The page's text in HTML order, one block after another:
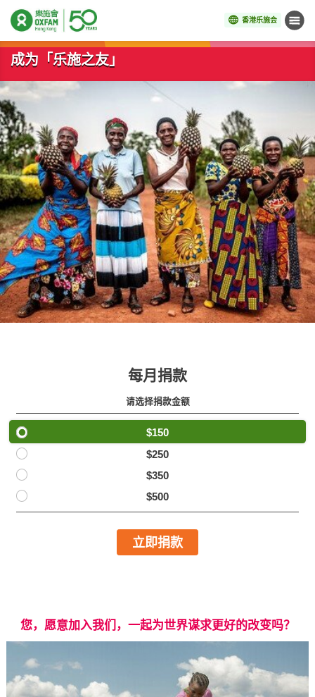
香港乐施会 菜单
开始主要内容
成为「乐施之友」
每月捐款
请选择捐款金额
$150
$250
$350
$500
立即捐款
您，愿意加入我们，一起为世界谋求更好的改变吗？